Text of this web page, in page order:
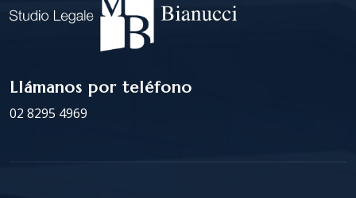
Llámanos por teléfono
02 8295 4969